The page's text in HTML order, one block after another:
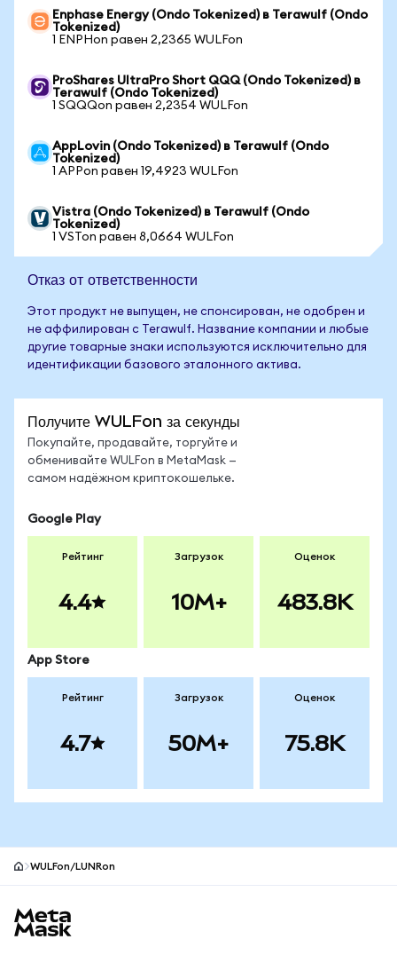
Enphase Energy (Ondo Tokenized) в Terawulf (Ondo
Tokenized)
1 ENPHon равен 2,2365 WULFon
ProShares UltraPro Short QQQ (Ondo Tokenized) в
Terawulf (Ondo Tokenized)
1 SQQQon равен 2,2354 WULFon
AppLovin (Ondo Tokenized) в Terawulf (Ondo
Tokenized)
1 APPon равен 19,4923 WULFon
Vistra (Ondo Tokenized) в Terawulf (Ondo
Tokenized)
1 VSTon равен 8,0664 WULFon
Отказ от ответственности
Этот продукт не выпущен, не спонсирован, не одобрен и
не аффилирован с Terawulf. Название компании и любые
другие товарные знаки используются исключительно для
идентификации базового эталонного актива.
Получите WULFon за секунды
Покупайте, продавайте, торгуйте и
обменивайте WULFon в MetaMask —
самом надёжном криптокошельке.
Google Play
Рейтинг
4.4
Загрузок
10M+
Оценок
483.8K
App Store
Рейтинг
4.7
Загрузок
50M+
Оценок
75.8K
WULFon/LUNRon